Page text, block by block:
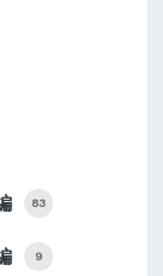
83
9